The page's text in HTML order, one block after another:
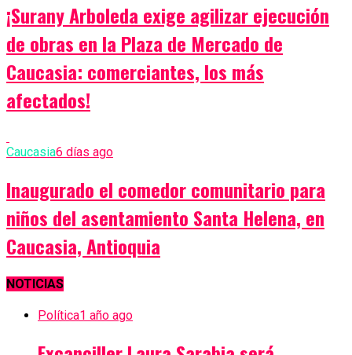
¡Surany Arboleda exige agilizar ejecución
de obras en la Plaza de Mercado de
Caucasia: comerciantes, los más
afectados!
Caucasia6 días ago
Inaugurado el comedor comunitario para
niños del asentamiento Santa Helena, en
Caucasia, Antioquia
NOTICIAS
Política1 año ago